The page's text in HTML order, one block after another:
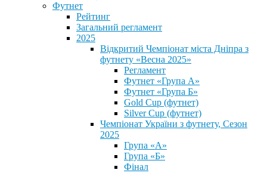
Футнет
Рейтинг
Загальний регламент
2025
Відкритий Чемпіонат міста Дніпра з
футнету «Весна 2025»
Регламент
Футнет «Група А»
Футнет «Група Б»
Gold Cup (футнет)
Silver Cup (футнет)
Чемпіонат України з футнету, Сезон
2025
Група «А»
Група «Б»
Фінал